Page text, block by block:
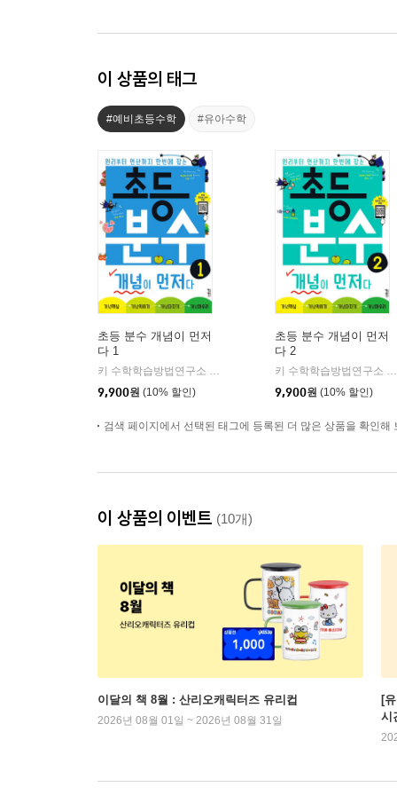
이 상품의 태그
#예비초등수학 #유아수학
초등 분수 개념이 먼저
다 1
키 수학학습방법연구소 저
9,900원 (10% 할인)
초등 분수 개념이 먼저
다 2
키 수학학습방법연구소 저
9,900원 (10% 할인)
검색 페이지에서 선택된 태그에 등록된 더 많은 상품을 확인해
이 상품의 이벤트 (10개)
이달의 책 8월 : 산리오캐릭터즈 유리컵
2026년 08월 01일 ~ 2026년 08월 31일
[
시